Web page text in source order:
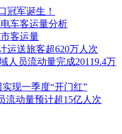
冠军诞生！
车客运量分析
客运量
运送旅客超620万人次
人员流动量完成20119.4万
现一季度“开门红”
流动量预计超15亿人次